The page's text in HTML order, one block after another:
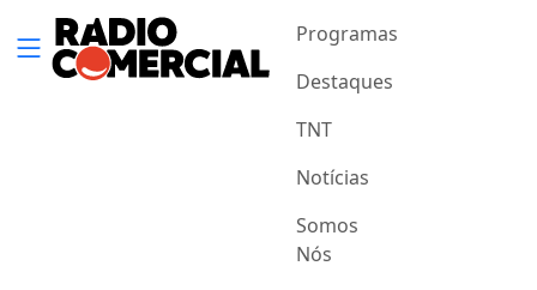
Programas
Destaques
TNT
Notícias
Somos
Nós